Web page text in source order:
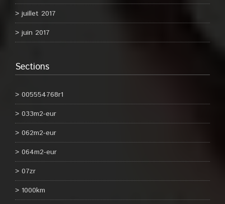
juillet 2017
juin 2017
Sections
005554768r1
033m2-eur
062m2-eur
064m2-eur
07zr
1000km